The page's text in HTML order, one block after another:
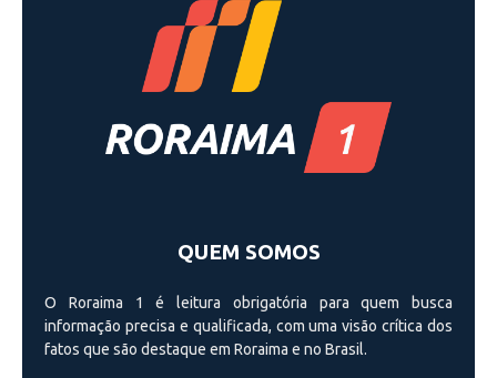
QUEM SOMOS
O Roraima 1 é leitura obrigatória para quem busca
informação precisa e qualificada, com uma visão crí­tica dos
fatos que são destaque em Roraima e no Brasil.